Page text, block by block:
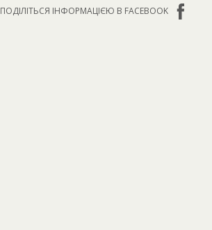
ПОДІЛІТЬСЯ ІНФОРМАЦІЄЮ В FACEBOOK